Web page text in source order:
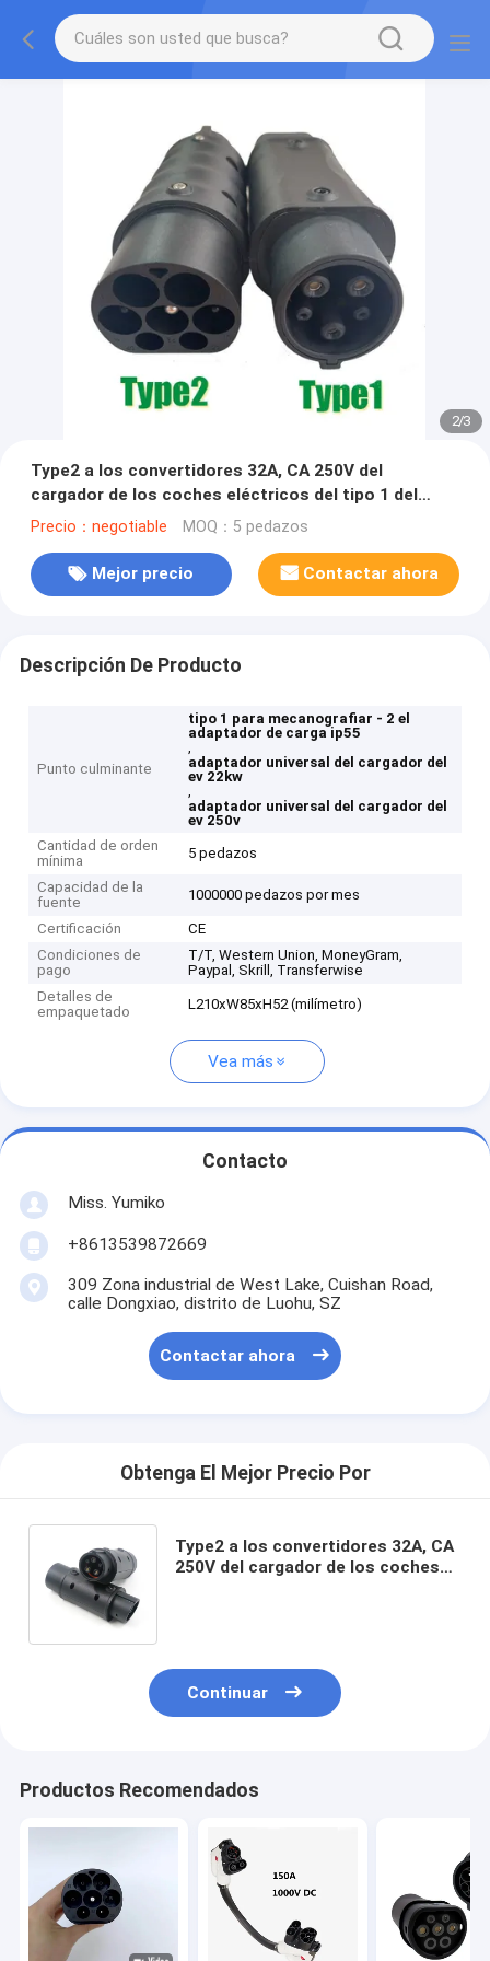
2/3
Type2 a los convertidores 32A, CA 250V del
cargador de los coches eléctricos del tipo 1 del
adaptador del cargador de EV
Precio：negotiable MOQ：5 pedazos
Mejor precio Contactar ahora
Descripción De Producto
Punto culminante
tipo 1 para mecanografiar - 2 el
adaptador de carga ip55
,
adaptador universal del cargador del
ev 22kw
,
adaptador universal del cargador del
ev 250v
Cantidad de orden
mínima
5 pedazos
Capacidad de la
fuente
1000000 pedazos por mes
Certificación
CE
Condiciones de
pago
T/T, Western Union, MoneyGram,
Paypal, Skrill, Transferwise
Detalles de
empaquetado
L210xW85xH52 (milímetro)
Vea más
Contacto
Miss. Yumiko
+8613539872669
309 Zona industrial de West Lake, Cuishan Road,
calle Dongxiao, distrito de Luohu, SZ
Contactar ahora
Obtenga El Mejor Precio Por
Type2 a los convertidores 32A, CA
250V del cargador de los coches
Continuar
Productos Recomendados